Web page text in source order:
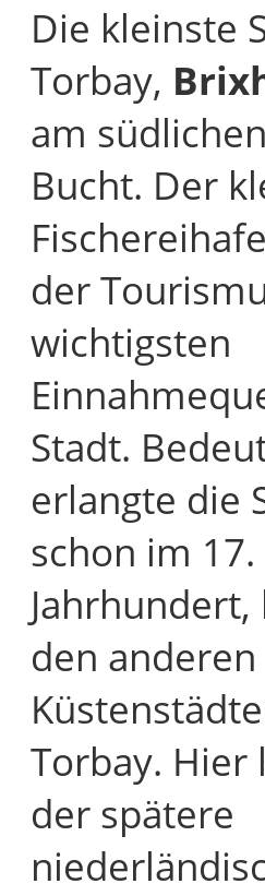
Die kleinste
Torbay,
am
Bucht. Der
der
wichtigsten
Stadt.
erlangte die
schon im 17.
den anderen
Torbay. Hier
der spätere